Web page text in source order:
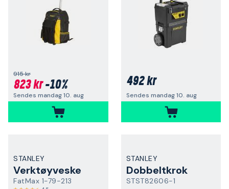
915 kr
823 kr-10%
Sendes mandag 10. aug
492 kr
Sendes mandag 10. aug
STANLEY
Verktøyveske
FatMax 1-79-213
STANLEY
Dobbeltkrok
STST82606-1